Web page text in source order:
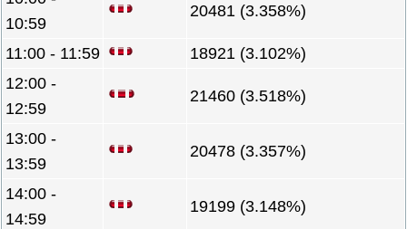
10:59
20481 (3.358%)
11:00 - 11:59
18921 (3.102%)
12:00 -
12:59
21460 (3.518%)
13:00 -
13:59
20478 (3.357%)
14:00 -
14:59
19199 (3.148%)